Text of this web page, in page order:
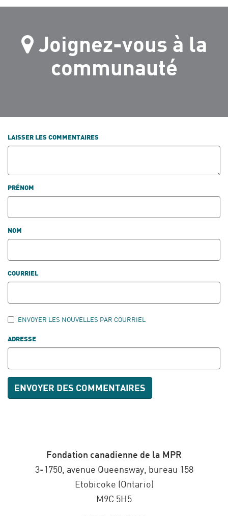
Joignez-vous à la
communauté
LAISSER LES COMMENTAIRES
PRÉNOM
NOM
COURRIEL
ENVOYER LES NOUVELLES PAR COURRIEL
ADRESSE
Fondation canadienne de la MPR
3-1750, avenue Queensway, bureau 158
Etobicoke (Ontario)
M9C 5H5